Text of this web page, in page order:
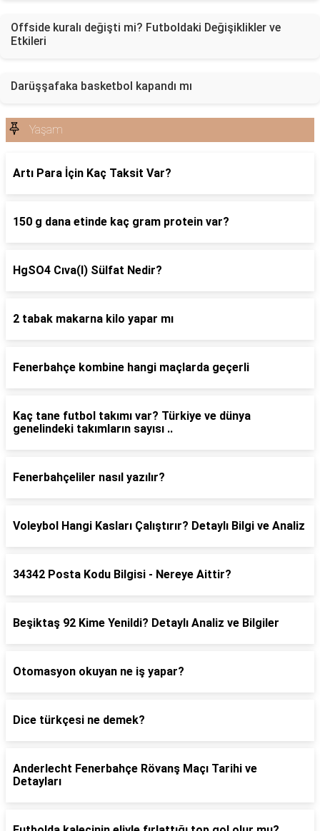
Offside kuralı değişti mi? Futboldaki Değişiklikler ve
Etkileri
Darüşşafaka basketbol kapandı mı
Yaşam
Artı Para İçin Kaç Taksit Var?
150 g dana etinde kaç gram protein var?
HgSO4 Cıva(I) Sülfat Nedir?
2 tabak makarna kilo yapar mı
Fenerbahçe kombine hangi maçlarda geçerli
Kaç tane futbol takımı var? Türkiye ve dünya
genelindeki takımların sayısı ..
Fenerbahçeliler nasıl yazılır?
Voleybol Hangi Kasları Çalıştırır? Detaylı Bilgi ve Analiz
34342 Posta Kodu Bilgisi - Nereye Aittir?
Beşiktaş 92 Kime Yenildi? Detaylı Analiz ve Bilgiler
Otomasyon okuyan ne iş yapar?
Dice türkçesi ne demek?
Anderlecht Fenerbahçe Rövanş Maçı Tarihi ve
Detayları